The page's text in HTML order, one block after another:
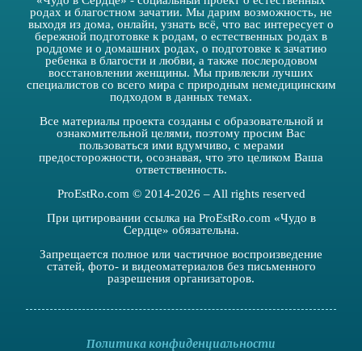
родах и благостном зачатии. Мы дарим возможность, не
выходя из дома, онлайн, узнать всё, что вас интересует о
бережной подготовке к родам, о естественных родах в
роддоме и о домашних родах, о подготовке к зачатию
ребенка в благости и любви, а также послеродовом
восстановлении женщины. Мы привлекли лучших
специалистов со всего мира с природным немедицинским
подходом в данных темах.
Все материалы проекта созданы с образовательной и
ознакомительной целями, поэтому просим Вас
пользоваться ими вдумчиво, с мерами
предосторожности, осознавая, что это целиком Ваша
ответственность.
ProEstRo.com © 2014-2026 – All rights reserved
При цитировании ссылка на ProEstRo.com «Чудо в
Сердце» обязательна.
Запрещается полное или частичное воспроизведение
статей, фото- и видеоматериалов без письменного
разрешения организаторов.
Политика конфиденциальности